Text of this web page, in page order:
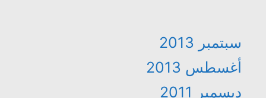
سبتمبر 2013
أغسطس 2013
ديسمبر 2011